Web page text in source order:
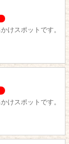
けスポットです。
けスポットです。